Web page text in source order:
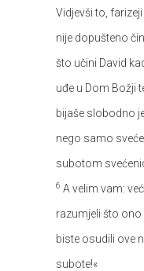
Vidjevši to,
nije dopušteno
što učini David
uđe u Dom Božji
bijaše slobodno
nego samo
subotom
6 A velim vam:
razumjeli što ono
biste osudili ove
subote!«